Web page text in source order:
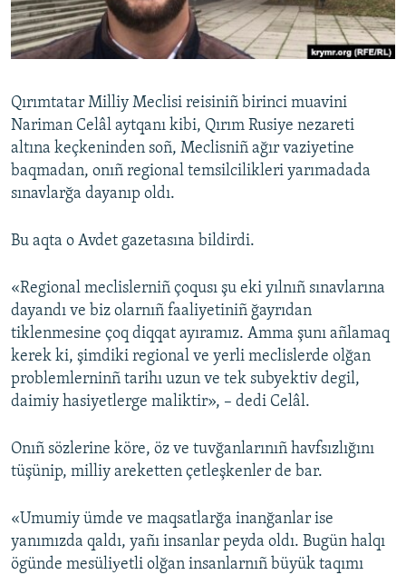
Русский
Українською
QOŞULIÑIZ!
RFE/RS bütün saytları
Qırımtatar Milliy Meclisi reisiniñ birinci muavini
Nariman Celâl aytqanı kibi, Qırım Rusiye nezareti
altına keçkeninden soñ, Meclisniñ ağır vaziyetine
baqmadan, onıñ regional temsilcilikleri yarımadada
sınavlarğa dayanıp oldı.
Bu aqta o Avdet gazetasına bildirdi.
«Regional meclislerniñ çoqusı şu eki yılnıñ sınavlarına
dayandı ve biz olarnıñ faaliyetiniñ ğayrıdan
tiklenmesine çoq diqqat ayıramız. Amma şunı añlamaq
kerek ki, şimdiki regional ve yerli meclislerde olğan
problemlerninñ tarihı uzun ve tek subyektiv degil,
daimiy hasiyetlerge maliktir», – dedi Celâl.
Onıñ sözlerine köre, öz ve tuvğanlarınıñ havfsızlığını
tüşünip, milliy areketten çetleşkenler de bar.
«Umumiy ümde ve maqsatlarğa inanğanlar ise
yanımızda qaldı, yañı insanlar peyda oldı. Bugün halqı
ögünde mesüliуetli olğan insanlarnıñ büyük taqımı